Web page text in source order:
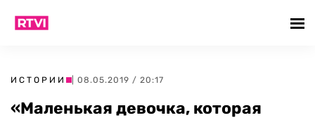
ИСТОРИИ | 08.05.2019 / 20:17
«Маленькая девочка, которая